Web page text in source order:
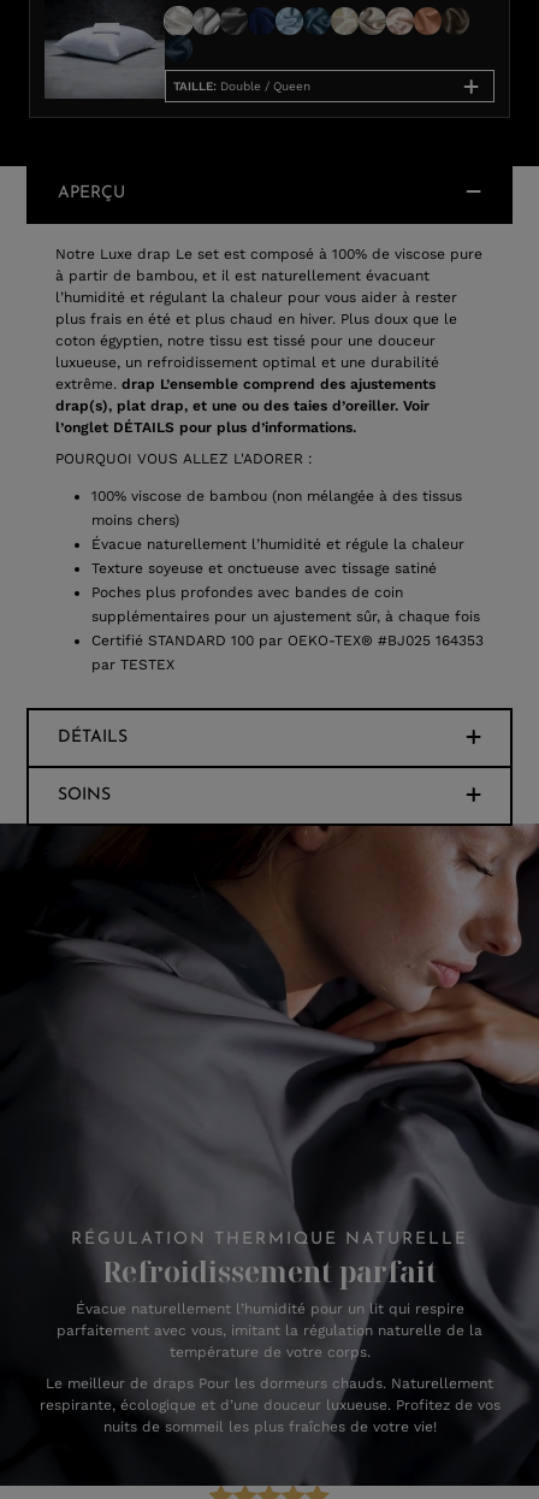
TAILLE: Double / Queen
APERÇU
Notre Luxe drap Le set est composé à 100% de viscose pure
à partir de bambou, et il est naturellement évacuant
l’humidité et régulant la chaleur pour vous aider à rester
plus frais en été et plus chaud en hiver. Plus doux que le
coton égyptien, notre tissu est tissé pour une douceur
luxueuse, un refroidissement optimal et une durabilité
extrême. drap L’ensemble comprend des ajustements
drap(s), plat drap, et une ou des taies d’oreiller. Voir
l’onglet DÉTAILS pour plus d’informations.
POURQUOI VOUS ALLEZ L'ADORER :
100% viscose de bambou (non mélangée à des tissus
moins chers)
Évacue naturellement l’humidité et régule la chaleur
Texture soyeuse et onctueuse avec tissage satiné
Poches plus profondes avec bandes de coin
supplémentaires pour un ajustement sûr, à chaque fois
Certifié STANDARD 100 par OEKO-TEX® #BJ025 164353
par TESTEX
DÉTAILS
SOINS
RÉGULATION THERMIQUE NATURELLE
Refroidissement parfait
Évacue naturellement l’humidité pour un lit qui respire
parfaitement avec vous, imitant la régulation naturelle de la
température de votre corps.
Le meilleur de draps Pour les dormeurs chauds. Naturellement
respirante, écologique et d’une douceur luxueuse. Profitez de vos
nuits de sommeil les plus fraîches de votre vie!